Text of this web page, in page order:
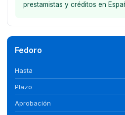
prestamistas y créditos en
Fedoro
Hasta
Plazo
Aprobación